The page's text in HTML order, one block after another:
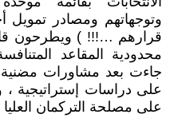
وتوجهاتهم ومصادر تمويل
قرارهم …!!! ) ويطرحون
محدودية المقاعد
جاءت بعد مشاورات مضنية
على دراسات إستراتيجية ،
على مصلحة التركمان